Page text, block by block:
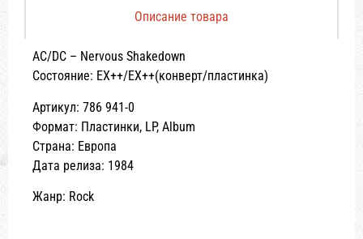
Описание товара
AC/DC – Nervous Shakedown
Состояние: EX++/EX++(конверт/пластинка)
Артикул: 786 941-0
Формат: Пластинки, LP, Album
Страна: Европа
Дата релиза: 1984
Жанр: Rock